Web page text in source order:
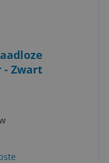
- Zwart